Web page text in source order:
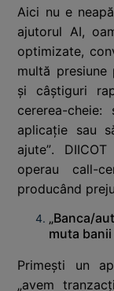
Aici nu e
ajutorul AI,
optimizate,
multă
și câștiguri
cererea-
aplicație sau
ajute”.
operau call-
producând
„Banca/
muta banii
Primești un
„avem